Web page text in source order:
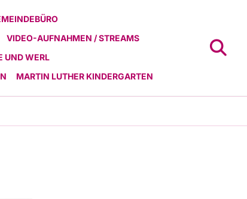
VIDEO-AUFNAHMEN / STREAMS
UND WERL
MARTIN LUTHER KINDERGARTEN